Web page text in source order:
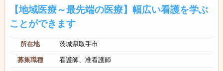
【地域医療～最先端の医療】幅広い看護を学ぶ
ことができます
所在地 茨城県取手市
募集職種 看護師、准看護師